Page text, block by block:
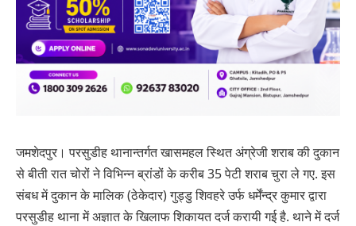
जमशेदपुर। परसुडीह थानान्तर्गत खासमहल स्थित अंग्रेजी शराब की दुकान
से बीती रात चोरों ने विभिन्न ब्रांडों के करीब 35 पेटी शराब चुरा ले गए. इस
संबध में दुकान के मालिक (ठेकेदार) गुड्डु शिवहरे उर्फ धर्मेंन्द्र कुमार द्वारा
परसुडीह थाना में अज्ञात के खिलाफ शिकायत दर्ज करायी गई है. थाने में दर्ज